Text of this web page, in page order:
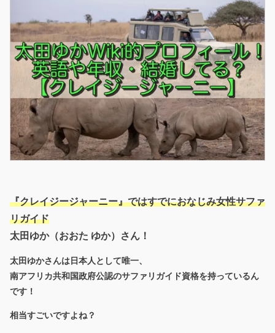
『クレイジージャーニー』ではすでにおなじみ女性サファ
リガイド
太田ゆか（おおた ゆか）さん！
太田ゆかさんは日本人として唯一、
南アフリカ共和国政府公認のサファリガイド資格を持っているん
です！
相当すごいですよね？